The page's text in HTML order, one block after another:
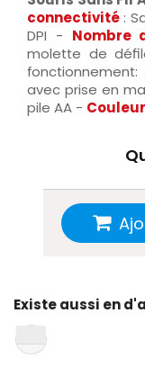
connectivité :
DPI - Nombre
molette de
avec prise en
pile AA - Couleur
Existe aussi en